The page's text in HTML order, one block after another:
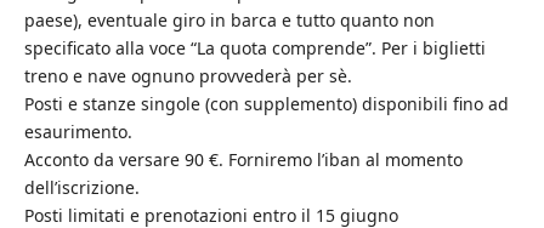
paese), eventuale giro in barca e tutto quanto non
specificato alla voce “La quota comprende”. Per i biglietti
treno e nave ognuno provvederà per sè.
Posti e stanze singole (con supplemento) disponibili fino ad
esaurimento.
Acconto da versare 90 €. Forniremo l’iban al momento
dell’iscrizione.
Posti limitati e prenotazioni entro il 15 giugno